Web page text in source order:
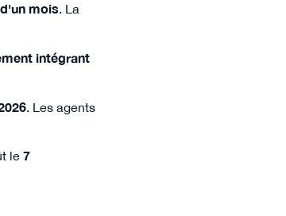
mois. La
intégrant
. Les agents
le7